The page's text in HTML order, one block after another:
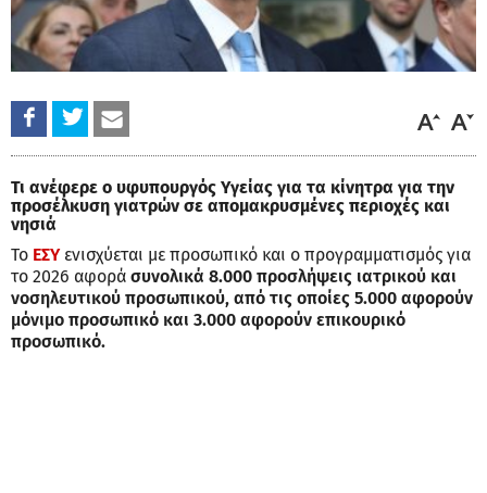
Τι ανέφερε ο υφυπουργός Υγείας για τα κίνητρα για την
προσέλκυση γιατρών σε απομακρυσμένες περιοχές και
νησιά
Το ΕΣΥενισχύεται με προσωπικό και ο προγραμματισμός για
το 2026 αφορά συνολικά 8.000 προσλήψεις ιατρικού και
νοσηλευτικού προσωπικού, από τις οποίες 5.000 αφορούν
μόνιμο προσωπικό και 3.000 αφορούν επικουρικό
προσωπικό.